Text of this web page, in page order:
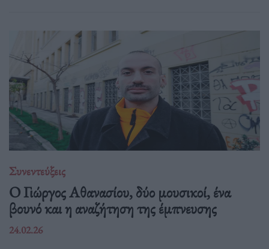
Συνεντεύξεις
Ο Γιώργος Αθανασίου, δύο μουσικοί, ένα
βουνό και η αναζήτηση της έμπνευσης
24.02.26